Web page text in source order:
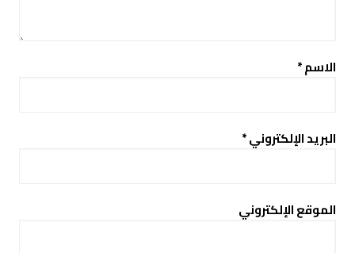
الاسم*
البريد الإلكتروني*
الموقع الإلكتروني